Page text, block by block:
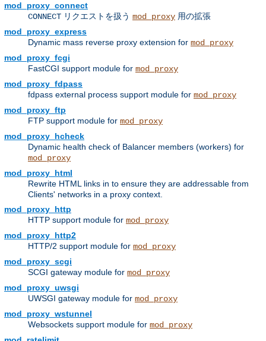
mod_proxy_connect
CONNECT リクエストを扱う mod_proxy 用の拡張
mod_proxy_express
Dynamic mass reverse proxy extension for mod_proxy
mod_proxy_fcgi
FastCGI support module for mod_proxy
mod_proxy_fdpass
fdpass external process support module for mod_proxy
mod_proxy_ftp
FTP support module for mod_proxy
mod_proxy_hcheck
Dynamic health check of Balancer members (workers) for
mod_proxy
mod_proxy_html
Rewrite HTML links in to ensure they are addressable from
Clients' networks in a proxy context.
mod_proxy_http
HTTP support module for mod_proxy
mod_proxy_http2
HTTP/2 support module for mod_proxy
mod_proxy_scgi
SCGI gateway module for mod_proxy
mod_proxy_uwsgi
UWSGI gateway module for mod_proxy
mod_proxy_wstunnel
Websockets support module for mod_proxy